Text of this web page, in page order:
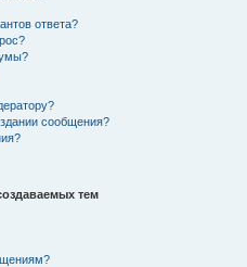
ответа?
сообщения?
тем